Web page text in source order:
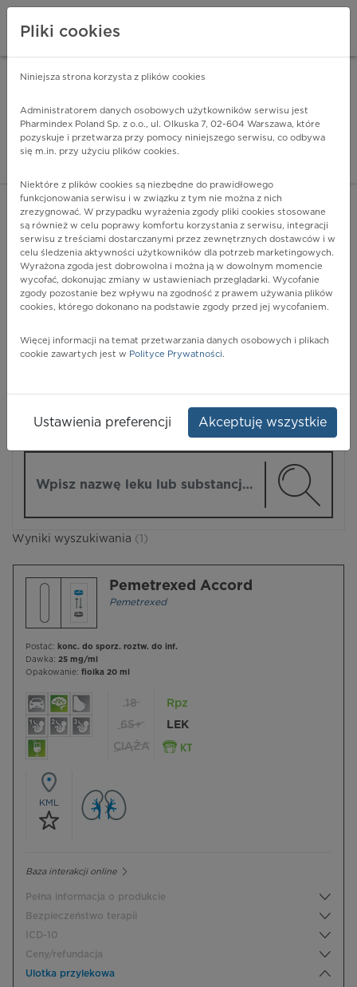
Pharmindex - lider
ZALOGUJ SIĘ
POKAŻ FILTRY
Pharmindex
Wyniki wyszukiwania (1)
Pemetrexed Accord
Pemetrexed
Postać: konc. do sporz. roztw. do inf.
Dawka: 25 mg/ml
Opakowanie: fiolka 20 ml
18
65+
CIĄŻA
Rpz
LEK
KML
Baza interakcji online
Pełna informacja o produkcie
Bezpieczeństwo terapii
ICD-10
Ceny/refundacja
Ulotka przylekowa
Pliki cookies
Niniejsza strona korzysta z plików cookies
Administratorem danych osobowych użytkowników serwisu jest
Pharmindex Poland Sp. z o.o., ul. Olkuska 7, 02-604 Warszawa, które
pozyskuje i przetwarza przy pomocy niniejszego serwisu, co odbywa
się m.in. przy użyciu plików cookies.
Niektóre z plików cookies są niezbędne do prawidłowego
funkcjonowania serwisu i w związku z tym nie można z nich
zrezygnować. W przypadku wyrażenia zgody pliki cookies stosowane
są również w celu poprawy komfortu korzystania z serwisu, integracji
serwisu z treściami dostarczanymi przez zewnętrznych dostawców i w
celu śledzenia aktywności użytkowników dla potrzeb marketingowych.
Wyrażona zgoda jest dobrowolna i można ją w dowolnym momencie
wycofać, dokonując zmiany w ustawieniach przeglądarki. Wycofanie
zgody pozostanie bez wpływu na zgodność z prawem używania plików
cookies, którego dokonano na podstawie zgody przed jej wycofaniem.
Więcej informacji na temat przetwarzania danych osobowych i plikach
cookie zawartych jest w Polityce Prywatności.
Ustawienia preferencji Akceptuję wszystkie
ZA DARMO - w Google Play INSTALUJ